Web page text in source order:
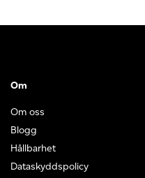
Om
Om oss
Blogg
Hållbarhet
Dataskyddspolicy